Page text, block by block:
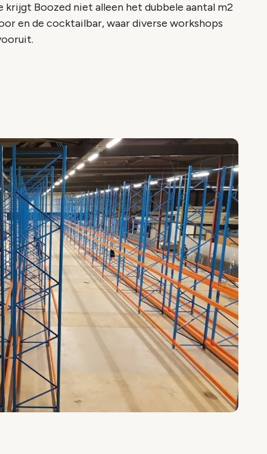
Boozed niet alleen het dubbele aantal m2
en de cocktailbar, waar diverse workshops